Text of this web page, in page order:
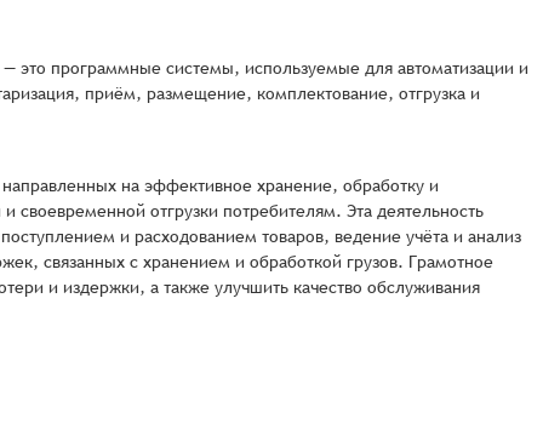
это программные системы, используемые для автоматизации и
приём, размещение, комплектование, отгрузка и
на эффективное хранение, обработку и
отгрузки потребителям. Эта деятельность
и расходованием товаров, ведение учёта и анализ
связанных с хранением и обработкой грузов. Грамотное
и издержки, а также улучшить качество обслуживания